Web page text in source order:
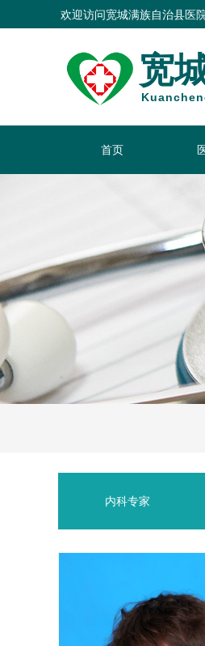
宽
欢迎访问宽城满族自治县医
首页
内科专家